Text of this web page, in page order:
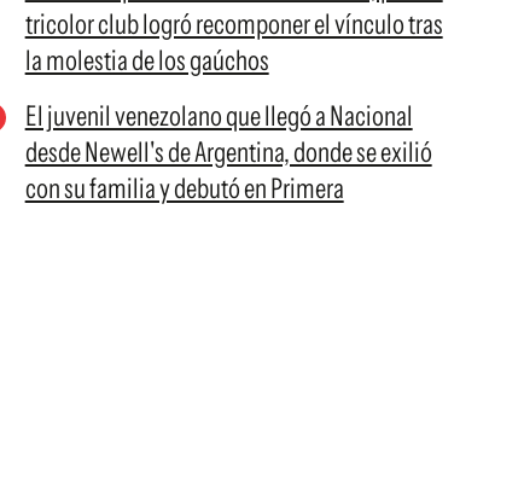
tricolor club logró recomponer el vínculo tras
la molestia de los gaúchos
El juvenil venezolano que llegó a Nacional
desde Newell's de Argentina, donde se exilió
con su familia y debutó en Primera